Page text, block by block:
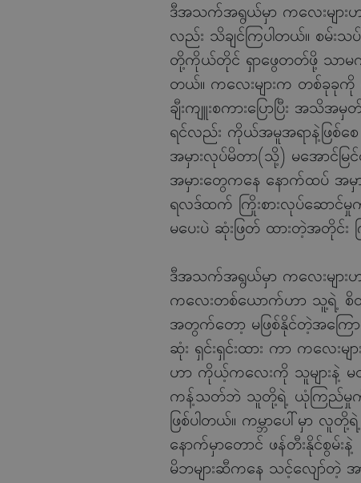
ဒီအသက်အရွယ်မှာ ကလေးများဟာ
လည်း သိချင်ကြပါတယ်။ စမ်း
တို့ကိုယ်တိုင် ရှာဖွေတတ်ဖို့ သာမ
တယ်။ ကလေးများက တစ်ခုခုကို
ချီးကျူးစကားပြောပြီး အ
ရင်လည်း ကိုယ်အမူအရာနဲ့ဖြစ်စ
အမှားလုပ်မိတာ(သို့) မအောင်မြင်
အမှားတွေကနေ နောက်ထပ် အမှ
ရလဒ်ထက် ကြိုးစားလုပ်ဆောင်မှု
မပေးပဲ ဆုံးဖြတ် ထားတဲ့အတိုင်း
ဒီအသက်အရွယ်မှာ ကလေးများ
ကလေးတစ်ယောက်ဟာ သူ့ရဲ့ စိတ်ကူး
အတွက်တော့ မဖြစ်နိုင်တဲ့အကြော
ဆုံး ရှင်းရှင်းထား ကာ ကလေးမ
ဟာ ကိုယ့်ကလေးကို သူများနဲ့ မတူ
ကန့်သတ်ဘဲ သူတို့ရဲ့ ယုံကြည်မှုကို လမ်
ဖြစ်ပါတယ်။ ကမ္ဘာပေါ်မှာ လူ
နောက်မှာတောင် ဖန်တီးနိုင်စွမ်
မိဘများဆီကနေ သင့်လျော်တဲ့ အ